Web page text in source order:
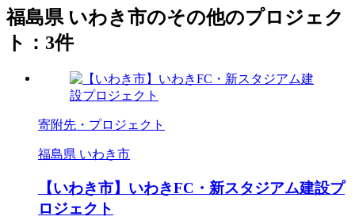
福島県 いわき市のその他のプロジェク
ト：3件
寄附先・プロジェクト
福島県 いわき市
【いわき市】いわきFC・新スタジアム建設プ
ロジェクト